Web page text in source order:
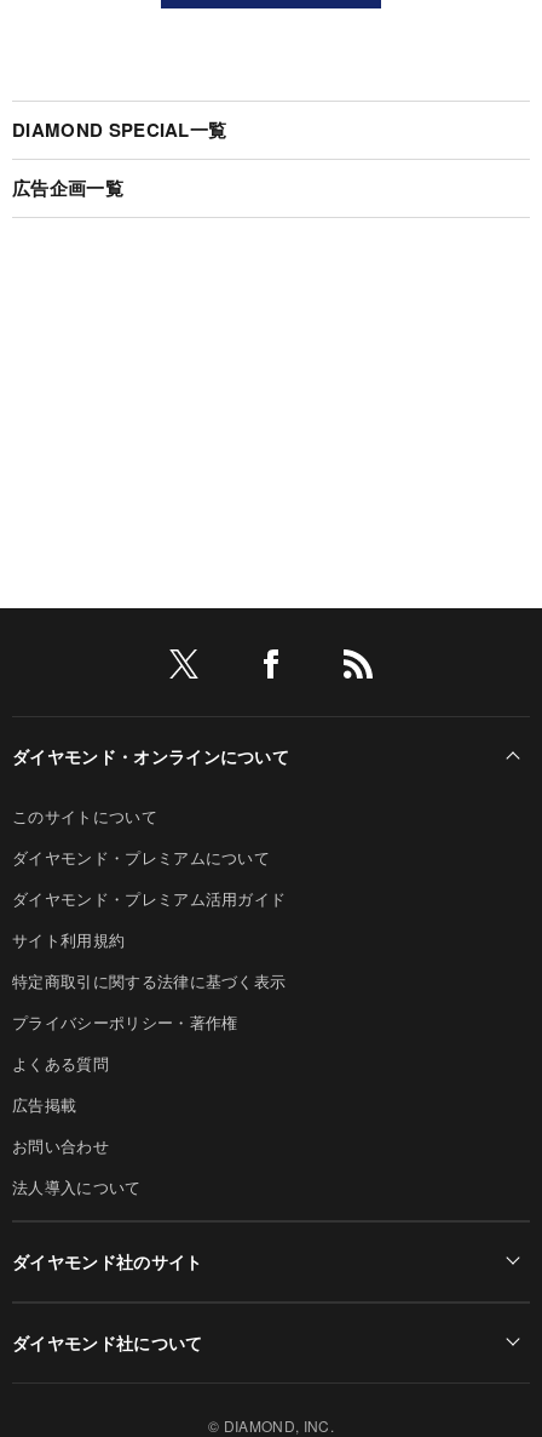
DIAMOND SPECIAL一覧
広告企画一覧
ダイヤモンド・オンラインについて
このサイトについて
ダイヤモンド・プレミアムについて
ダイヤモンド・プレミアム活用ガイド
サイト利用規約
特定商取引に関する法律に基づく表示
プライバシーポリシー・著作権
よくある質問
広告掲載
お問い合わせ
法人導入について
ダイヤモンド社のサイト
ダイヤモンド社について
© DIAMOND, INC.